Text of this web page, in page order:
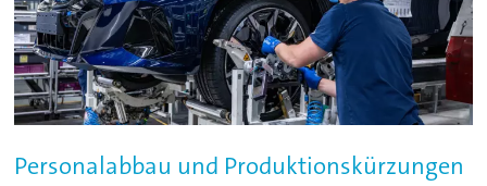
Personalabbau und Produktionskürzungen